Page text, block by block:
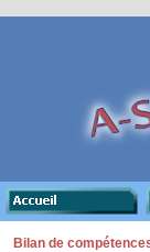
Bilan de